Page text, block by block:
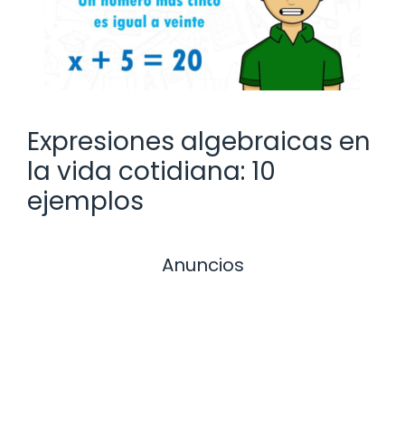
Expresiones algebraicas en
la vida cotidiana: 10
ejemplos
Anuncios